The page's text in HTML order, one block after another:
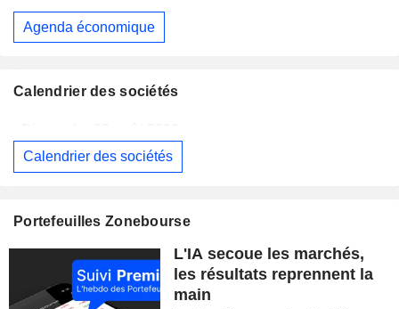
Agenda économique
Calendrier des sociétés
WESTPAC BANKING CORPORATION
SIMON PROPERTY GROUP, INC.
FERGUSON ENTERPRISES INC. Publication des résultats - Q2 2026 12:45
ROCKET LAB CORPORATION
Calendrier des sociétés
Portefeuilles Zonebourse
L'IA secoue les marchés,
les résultats reprennent la
main